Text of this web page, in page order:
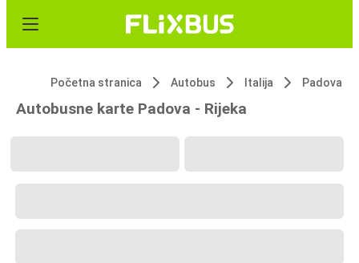
Početna stranica Autobus Italija Padova
Autobusne karte Padova - Rijeka